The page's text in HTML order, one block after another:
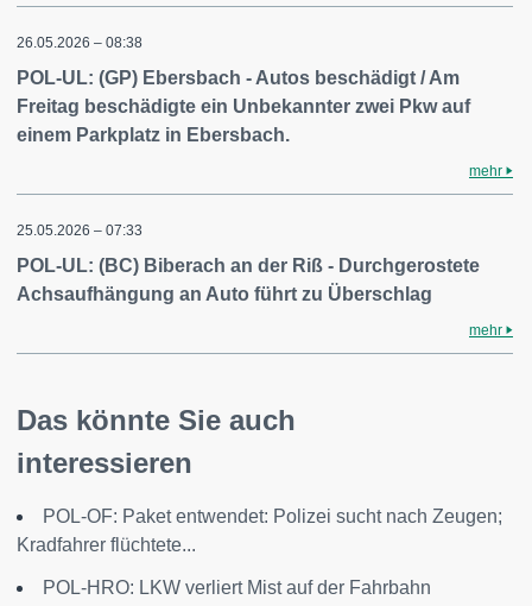
26.05.2026 – 08:38
POL-UL: (GP) Ebersbach - Autos beschädigt / Am
Freitag beschädigte ein Unbekannter zwei Pkw auf
einem Parkplatz in Ebersbach.
mehr
25.05.2026 – 07:33
POL-UL: (BC) Biberach an der Riß - Durchgerostete
Achsaufhängung an Auto führt zu Überschlag
mehr
Das könnte Sie auch
interessieren
POL-OF: Paket entwendet: Polizei sucht nach Zeugen;
Kradfahrer flüchtete...
POL-HRO: LKW verliert Mist auf der Fahrbahn